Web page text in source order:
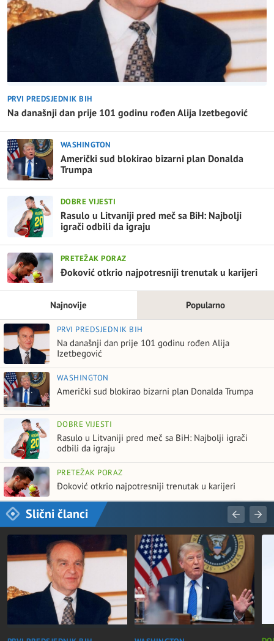
PRVI PREDSJEDNIK BIH
Na današnji dan prije 101 godinu rođen Alija Izetbegović
WASHINGTON
Američki sud blokirao bizarni plan Donalda
Trumpa
DOBRE VIJESTI
Rasulo u Litvaniji pred meč sa BiH: Najbolji
igrači odbili da igraju
PRETEŽAK PORAZ
Đoković otkrio najpotresniji trenutak u karijeri
Najnovije Popularno
PRVI PREDSJEDNIK BIH
Na današnji dan prije 101 godinu rođen Alija
Izetbegović
WASHINGTON
Američki sud blokirao bizarni plan Donalda Trumpa
DOBRE VIJESTI
Rasulo u Litvaniji pred meč sa BiH: Najbolji igrači
odbili da igraju
PRETEŽAK PORAZ
Đoković otkrio najpotresniji trenutak u karijeri
Slični članci